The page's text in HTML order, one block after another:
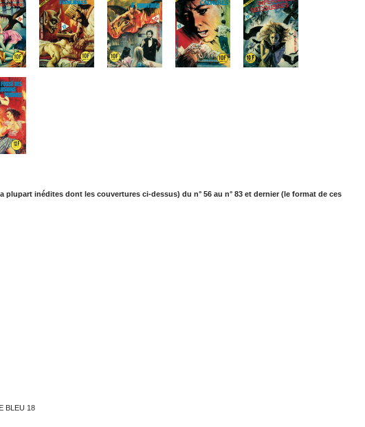
inédites dont les couvertures ci-dessus) du n° 56 au n° 83 et dernier (le format de ces
BLEU 18